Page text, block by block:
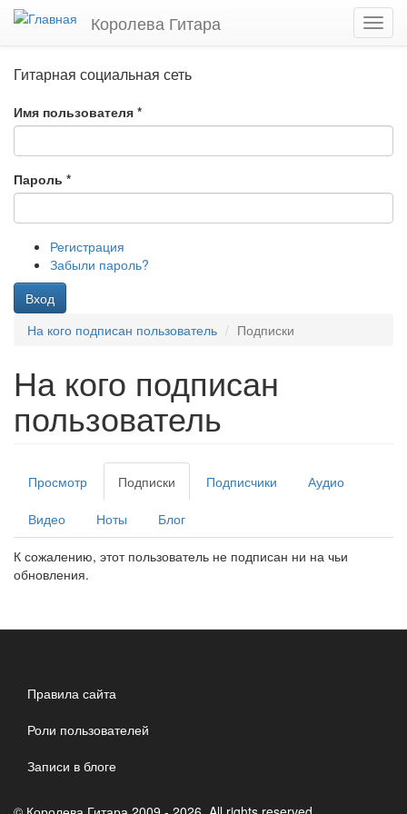
Перейти
Королева Гитара
Гитарная социальная сеть
Имя пользователя *
Пароль *
Регистрация
Забыли пароль?
Вход
На кого подписан пользователь
Подписки
На кого подписан
пользователь
Главные
вкладки
Просмотр Подписки (активная
вкладка)
Подписчики Аудио
Видео Ноты Блог
К сожалению, этот пользователь не подписан ни на чьи
обновления.
Правила сайта
Роли пользователей
Записи в блоге